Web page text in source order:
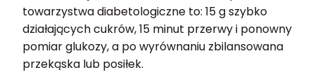
towarzystwa diabetologiczne to: 15 g szybko
działających cukrów, 15 minut przerwy i ponowny
pomiar glukozy, a po wyrównaniu zbilansowana
przekąska lub posiłek.